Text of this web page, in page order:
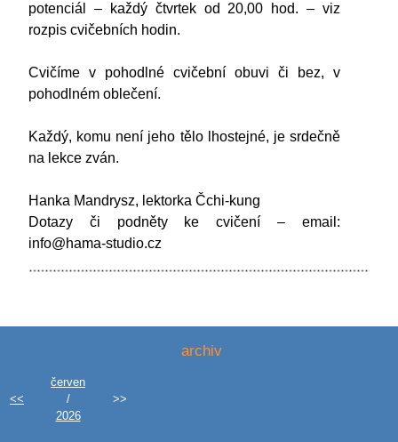
potenciál – každý čtvrtek od 20,00 hod. – viz
rozpis cvičebních hodin.
Cvičíme v pohodlné cvičební obuvi či bez, v
pohodlném oblečení.
Každý, komu není jeho tělo lhostejné, je srdečně
na lekce zván.
Hanka Mandrysz, lektorka Čchi-kung
Dotazy či podněty ke cvičení – email:
info@hama-studio.cz
archiv
<<
červen
/
2026
>>